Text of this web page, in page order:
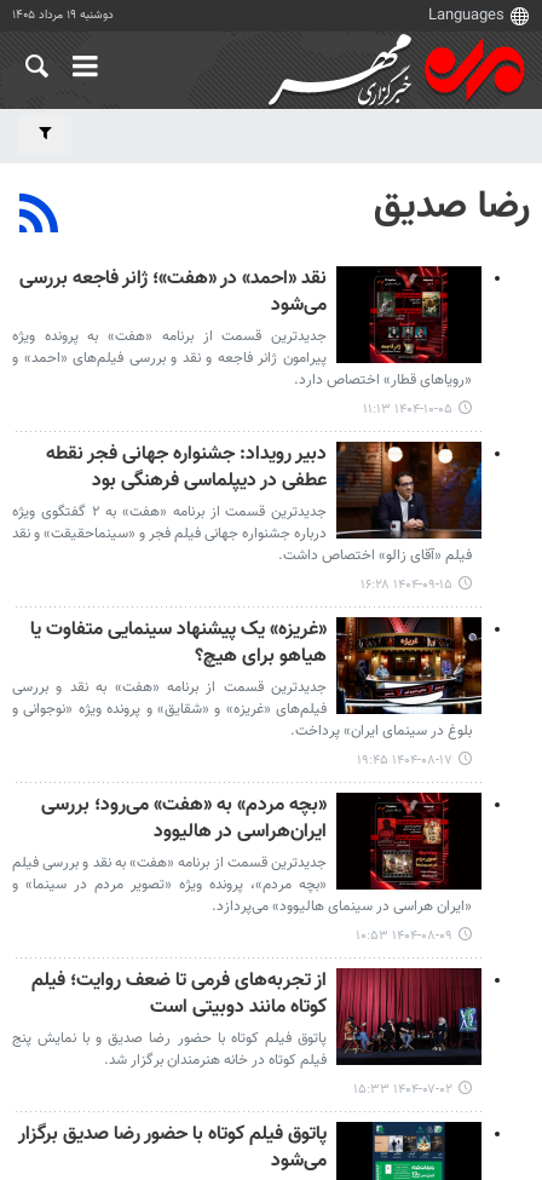
دوشنبه ۱۹ مرداد ۱۴۰۵
رضا صدیق
نقد «احمد» در «هفت»؛ ژانر فاجعه بررسی
می‌شود
جدیدترین قسمت از برنامه «هفت» به پرونده ویژه
پیرامون ژانر فاجعه و نقد و بررسی فیلم‌های «احمد» و
«رویاهای قطار» اختصاص دارد.
۱۴۰۴-۱۰-۰۵ ۱۱:۱۳
دبیر رویداد: جشنواره جهانی فجر نقطه
عطفی در دیپلماسی فرهنگی بود
جدیدترین قسمت از برنامه «هفت» به ۲ گفتگوی ویژه
درباره جشنواره جهانی فیلم فجر و «سینماحقیقت» و نقد
فیلم «آقای زالو» اختصاص داشت.
۱۴۰۴-۰۹-۱۵ ۱۶:۲۸
«غریزه» یک پیشنهاد سینمایی متفاوت یا
هیاهو برای هیچ؟
جدیدترین قسمت از برنامه «هفت» به نقد و بررسی
فیلم‌های «غریزه» و «شقایق» و پرونده ویژه «نوجوانی و
بلوغ در سینمای ایران» پرداخت.
۱۴۰۴-۰۸-۱۷ ۱۹:۴۵
«بچه مردم» به «هفت» می‌رود؛ بررسی
ایران‌هراسی در هالیوود
جدیدترین قسمت از برنامه «هفت» به نقد و بررسی فیلم
«بچه مردم»، پرونده ویژه «تصویر مردم در سینما» و
«ایران هراسی در سینمای هالیوود» می‌پردازد.
۱۴۰۴-۰۸-۰۹ ۱۰:۵۳
از تجربه‌های فرمی تا ضعف روایت؛ فیلم
کوتاه مانند دوبیتی است
پاتوق فیلم کوتاه با حضور رضا صدیق و با نمایش پنج
فیلم کوتاه در خانه هنرمندان برگزار شد.
۱۴۰۴-۰۷-۰۲ ۱۵:۳۳
پاتوق فیلم کوتاه با حضور رضا صدیق برگزار
می‌شود